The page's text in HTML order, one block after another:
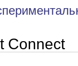
Connect